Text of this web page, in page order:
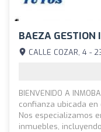
BAEZA GESTION
CALLE COZAR, 4 -
BIENVENIDO A
confianza ubicada
Nos especializamos
inmuebles,